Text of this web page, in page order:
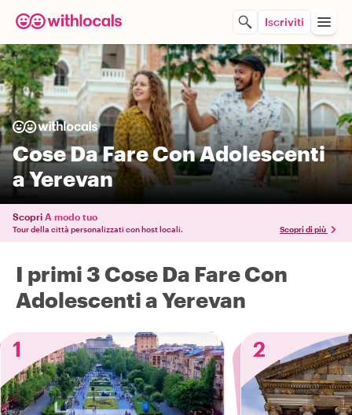
Iscriviti
Cose Da Fare Con Adolescenti
a Yerevan
Scopri A modo tuo
Tour della città personalizzati con host locali. Scopri di più
I primi 3 Cose Da Fare Con
Adolescenti a Yerevan
1
2